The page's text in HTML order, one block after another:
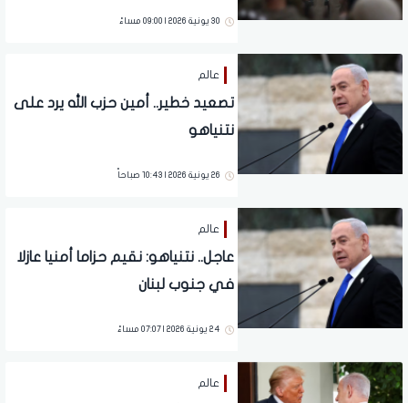
30 يونية 2026 | 09:00 مساءً
عالم
تصعيد خطير.. أمين حزب الله يرد على
نتنياهو
26 يونية 2026 | 10:43 صباحاً
عالم
عاجل.. نتنياهو: نقيم حزاما أمنيا عازلا
في جنوب لبنان
24 يونية 2026 | 07:07 مساءً
عالم